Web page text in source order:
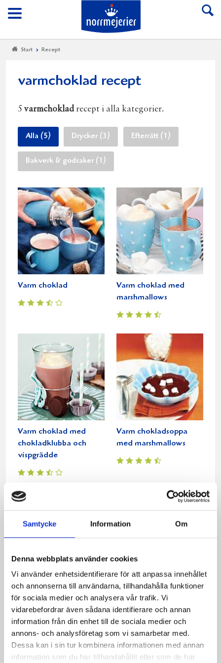
Samtycke Information Om
Denna webbplats använder cookies
Vi använder enhetsidentifierare för att anpassa innehållet
och annonserna till användarna, tillhandahålla funktioner
för sociala medier och analysera vår trafik. Vi
vidarebefordrar även sådana identifierare och annan
information från din enhet till de sociala medier och
annons- och analysföretag som vi samarbetar med.
Dessa kan i sin tur kombinera informationen med annan
information som du har tillhandahållit eller som de har
Meny
Till Norrmejerier
Start Recept
varmchoklad recept
5 varmchokladrecept i alla kategorier.
Alla (5) Drycker (3) Efterrätt (1)
Bakverk & godsaker (1)
Varm choklad
Varm choklad med
marshmallows
Varm choklad med
chokladklubba och
vispgrädde
Varm chokladsoppa
med marshmallows
Vit chokladdryck
Relaterade recept:
choklad varm